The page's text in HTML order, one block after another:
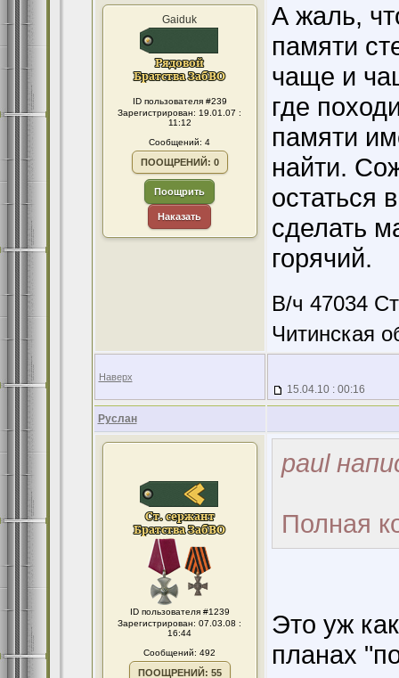
Gaiduk
ID пользователя #239
Зарегистрирован: 19.01.07 :
11:12
Сообщений: 4
ПООЩРЕНИЙ: 0
Поощрить
Наказать
А жаль,
памяти
чаще и
где
памяти
найти.
остаться
сделать
горячий.
В/ч 47034
Читинская
Наверх
15.04.10 : 00:16
Руслан
ID пользователя #1239
Зарегистрирован: 07.03.08 :
16:44
Сообщений: 492
ПООЩРЕНИЙ: 55
paul
Полная
Это уж
планах